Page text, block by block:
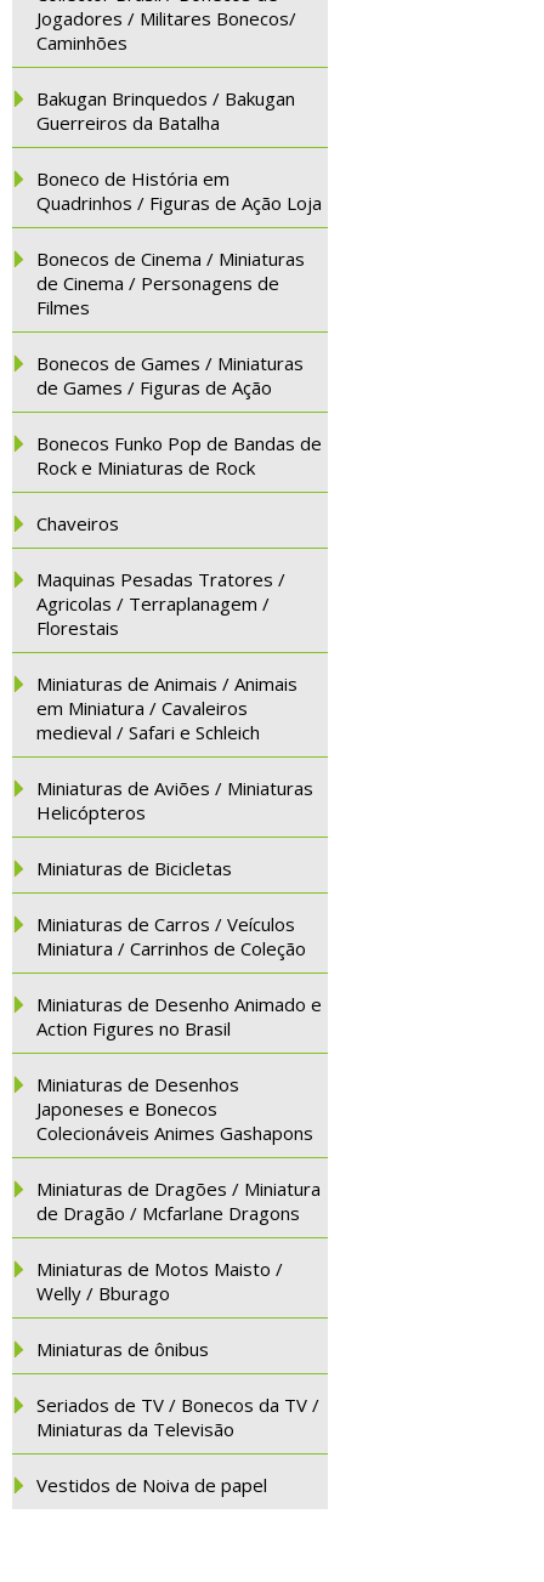
Jogadores / Militares Bonecos/
Caminhões
Bakugan Brinquedos / Bakugan
Guerreiros da Batalha
Boneco de História em
Quadrinhos / Figuras de Ação Loja
Bonecos de Cinema / Miniaturas
de Cinema / Personagens de
Filmes
Bonecos de Games / Miniaturas
de Games / Figuras de Ação
Bonecos Funko Pop de Bandas de
Rock e Miniaturas de Rock
Chaveiros
Maquinas Pesadas Tratores /
Agricolas / Terraplanagem /
Florestais
Miniaturas de Animais / Animais
em Miniatura / Cavaleiros
medieval / Safari e Schleich
Miniaturas de Aviões / Miniaturas
Helicópteros
Miniaturas de Bicicletas
Miniaturas de Carros / Veículos
Miniatura / Carrinhos de Coleção
Miniaturas de Desenho Animado e
Action Figures no Brasil
Miniaturas de Desenhos
Japoneses e Bonecos
Colecionáveis Animes Gashapons
Miniaturas de Dragões / Miniatura
de Dragão / Mcfarlane Dragons
Miniaturas de Motos Maisto /
Welly / Bburago
Miniaturas de ônibus
Seriados de TV / Bonecos da TV /
Miniaturas da Televisão
Vestidos de Noiva de papel